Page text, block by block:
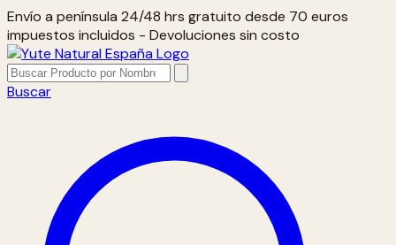
Envío a península 24/48 hrs gratuito desde 70 euros
impuestos incluidos - Devoluciones sin costo
Buscar